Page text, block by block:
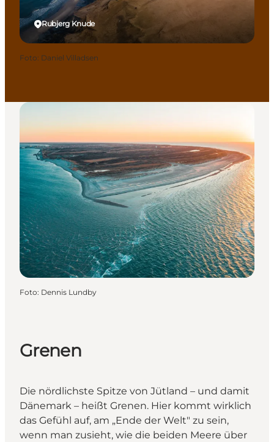
Rubjerg Knude
Foto: Daniel Villadsen
Foto: Dennis Lundby
Grenen
Die nördlichste Spitze von Jütland – und damit
Dänemark – heißt Grenen. Hier kommt wirklich
das Gefühl auf, am „Ende der Welt" zu sein,
wenn man zusieht, wie die beiden Meere über